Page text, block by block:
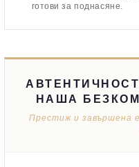
готови за поднасяне.
НАША
Престиж и завършена